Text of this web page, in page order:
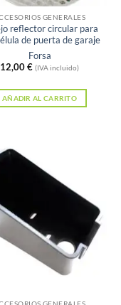
GENERALES
reflector circular para
de puerta de garaje
Forsa
12,00€ (IVA incluido)
AÑADIR AL CARRITO